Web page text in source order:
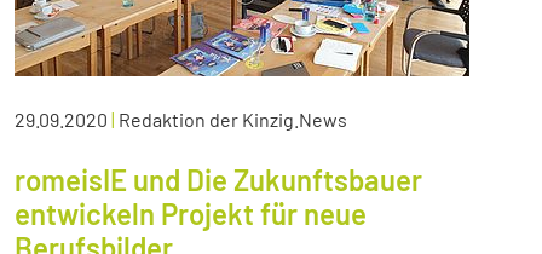
29.09.2020 | Redaktion der Kinzig.News
romeisIE und Die Zukunftsbauer
entwickeln Projekt für neue